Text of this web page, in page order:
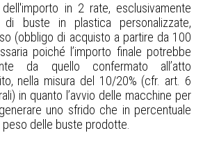
in 2 rate, esclusivamente
buste in plastica personalizzate,
(obbligo di acquisto a partire da 100
poiché l’importo finale potrebbe
da quello confermato all’atto
nella misura del 10/20% (cfr. art. 6
in quanto l’avvio delle macchine per
uno sfrido che in percentuale
peso delle buste prodotte.